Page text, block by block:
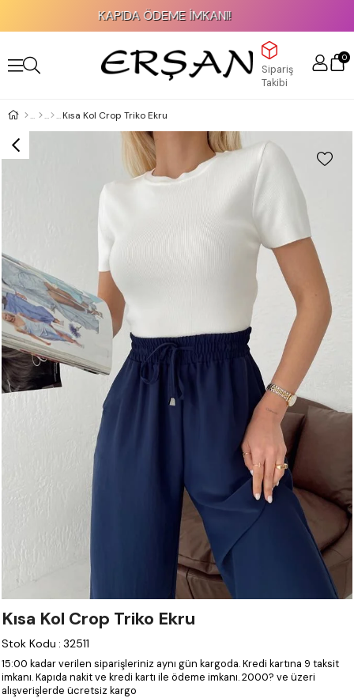
KAPIDA ÖDEME İMKANI!
Sipariş
Takibi
0
Kısa Kol Crop Triko Ekru
Kısa Kol Crop Triko Ekru
Stok Kodu : 32511
15:00 kadar verilen siparişleriniz aynı gün kargoda.Kredi kartına 9 taksit
imkanı.Kapıda nakit ve kredi kartı ile ödeme imkanı.2000? ve üzeri
alışverişlerde ücretsiz kargo